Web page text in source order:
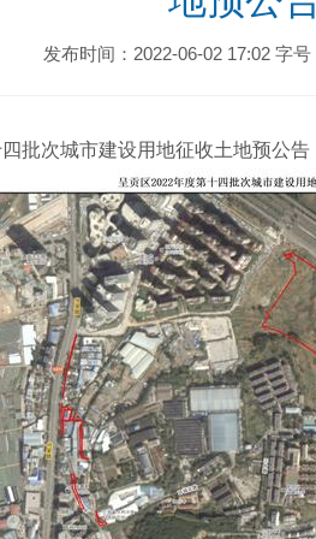
发布时间：2022-06-02 17:02 字
批次城市建设用地征收土地预公告